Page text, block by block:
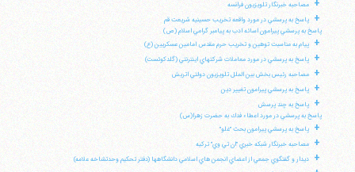
+ مصاحبه خبرنگار تلويزيون فرانسه
+
پاسخ به پرسشي در مورد واقعه تخريب حسينيه شريعت قم
پاسخ به پرسشي پيرامون اسائه ادب به پيامبر گرامي اسلام (ص)
+ پيام به مناسبت توهين و تخريب حرم مقدس امامين عسكريين (ع)
+ پاسخ به پرسشي در مورد معاملات شركتهاي اينترنتي (گلدكوئست)
+ مصاحبه رئيس بخش بين الملل تلويزيون دولتي اتريش
+ پاسخ به پرسشي پيرامون تغيير دين
+
پاسخ به چند پرسش
پاسخ به پرسشي در مورد اعطاء فدك به حضرت زهرا(س)
+ پاسخ به پرسشي پيرامون بحث "غلو"
+ مصاحبه خبرنگار شبكه خبري "ان تي وي" تركيه
+ ديدار و گفتگوي جمعي از اعضاي انجمن هاي اسلامي دانشگاهها (دفتر تحكيم وحدتشاخه علامه)